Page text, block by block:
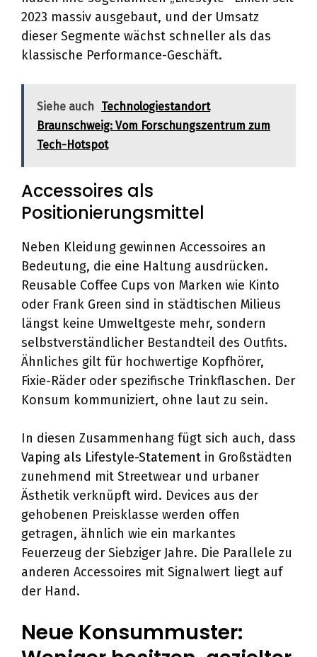
2023 massiv ausgebaut, und der Umsatz
dieser Segmente wächst schneller als das
klassische Performance-Geschäft.
Siehe auch Technologiestandort
Braunschweig: Vom Forschungszentrum zum
Tech-Hotspot
Accessoires als
Positionierungsmittel
Neben Kleidung gewinnen Accessoires an
Bedeutung, die eine Haltung ausdrücken.
Reusable Coffee Cups von Marken wie Kinto
oder Frank Green sind in städtischen Milieus
längst keine Umweltgeste mehr, sondern
selbstverständlicher Bestandteil des Outfits.
Ähnliches gilt für hochwertige Kopfhörer,
Fixie-Räder oder spezifische Trinkflaschen. Der
Konsum kommuniziert, ohne laut zu sein.
In diesen Zusammenhang fügt sich auch, dass
Vaping als Lifestyle-Statement in Großstädten
zunehmend mit Streetwear und urbaner
Ästhetik verknüpft wird. Devices aus der
gehobenen Preisklasse werden offen
getragen, ähnlich wie ein markantes
Feuerzeug der Siebziger Jahre. Die Parallele zu
anderen Accessoires mit Signalwert liegt auf
der Hand.
Neue Konsummuster: